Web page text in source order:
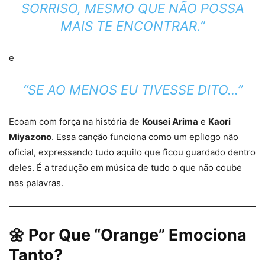
SORRISO, MESMO QUE NÃO POSSA
MAIS TE ENCONTRAR.”
e
“SE AO MENOS EU TIVESSE DITO…”
Ecoam com força na história de Kousei Arima e Kaori
Miyazono. Essa canção funciona como um epílogo não
oficial, expressando tudo aquilo que ficou guardado dentro
deles. É a tradução em música de tudo o que não coube
nas palavras.
🌼 Por Que “Orange” Emociona
Tanto?